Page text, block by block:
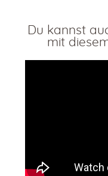
Du kannst
mit